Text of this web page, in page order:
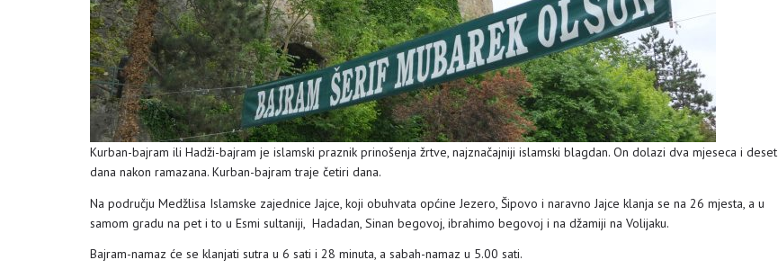
Kurban-bajram ili Hadži-bajram je islamski praznik prinošenja žrtve, najznačajniji islamski blagdan. On dolazi dva mjeseca i deset
dana nakon ramazana. Kurban-bajram traje četiri dana.
Na području Medžlisa Islamske zajednice Jajce, koji obuhvata općine Jezero, Šipovo i naravno Jajce klanja se na 26 mjesta, a u
samom gradu na pet i to u Esmi sultaniji, Hadadan, Sinan begovoj, ibrahimo begovoj i na džamiji na Volijaku.
Bajram-namaz će se klanjati sutra u 6 sati i 28 minuta, a sabah-namaz u 5.00 sati.